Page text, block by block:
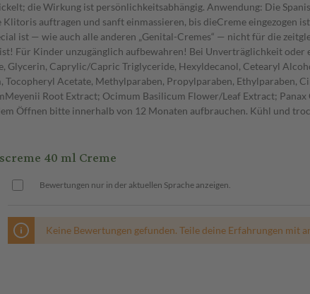
die Wirkung ist persönlichkeitsabhängig. Anwendung: Die
auftragen und sanft einmassieren, bis dieCreme eingezogen
ist — wie auch alle anderen „Genital-Cremes“ — nicht für die
Für Kinder unzugänglich aufbewahren! Bei Unverträglichkeit
Caprylic/Capric Triglyceride, Hexyldecanol, Cetearyl
Tocopheryl Acetate, Methylparaben, Propylparaben,
Root Extract; Ocimum Basilicum Flower/Leaf Extract; Panax
Öffnen bitte innerhalb von 12 Monaten aufbrauchen. Kühl und
40 ml Creme
Bewertungen nur in der aktuellen Sprache anzeigen.
Keine Bewertungen gefunden. Teile deine Erfahrungen mit